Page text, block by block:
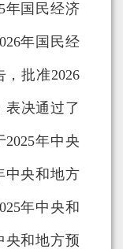
年国民经济
年国民经
批准2026
表决通过了
年中央
中央和地方
年中央和
央和地方预